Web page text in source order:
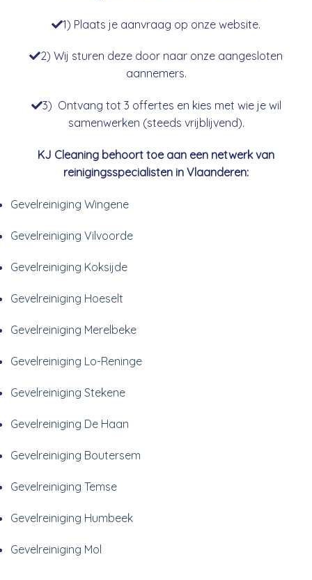
1) Plaats je aanvraag op onze website.
2) Wij sturen deze door naar onze aangesloten
aannemers.
3) Ontvang tot 3 offertes en kies met wie je wil
samenwerken (steeds vrijblijvend).
KJ Cleaning behoort toe aan een netwerk van
reinigingsspecialisten in Vlaanderen:
Gevelreiniging Wingene
Gevelreiniging Vilvoorde
Gevelreiniging Koksijde
Gevelreiniging Hoeselt
Gevelreiniging Merelbeke
Gevelreiniging Lo-Reninge
Gevelreiniging Stekene
Gevelreiniging De Haan
Gevelreiniging Boutersem
Gevelreiniging Temse
Gevelreiniging Humbeek
Gevelreiniging Mol